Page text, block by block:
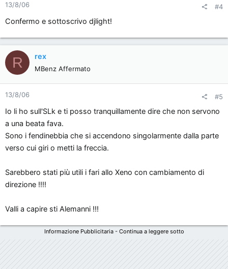
13/8/06 #4
Confermo e sottoscrivo djlight!
R rex
MBenz Affermato
13/8/06 #5
Io li ho sull'SLk e ti posso tranquillamente dire che non servono
a una beata fava.
Sono i fendinebbia che si accendono singolarmente dalla parte
verso cui giri o metti la freccia.
Sarebbero stati più utili i fari allo Xeno con cambiamento di
direzione !!!!
Valli a capire sti Alemanni !!!
Informazione Pubblicitaria - Continua a leggere sotto